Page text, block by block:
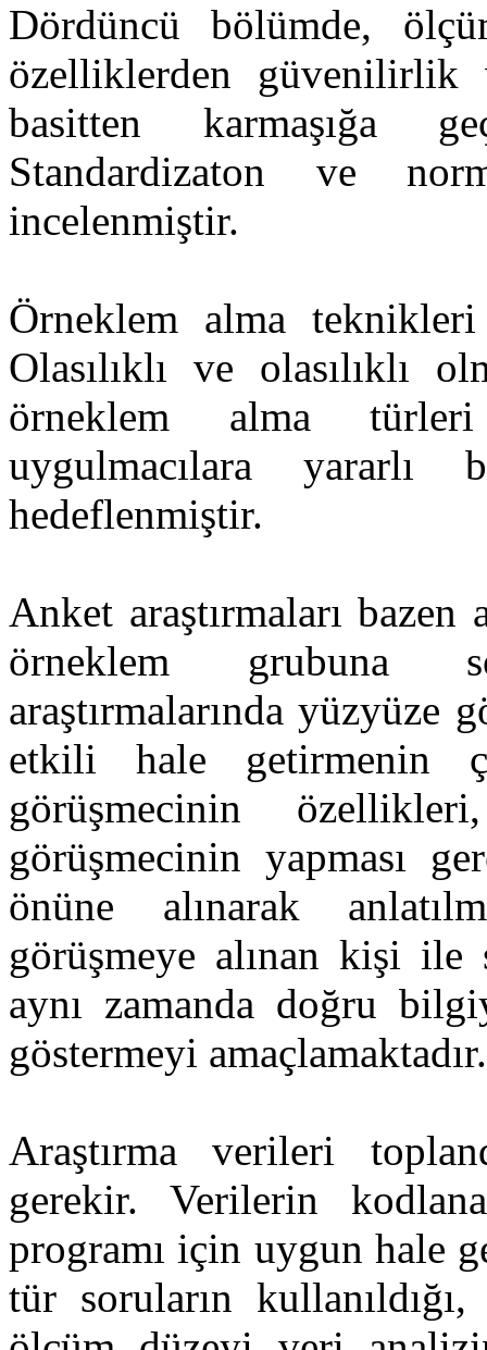
Dördüncü bölümde,
özelliklerden güvenilirlik
basitten karmaşığa
Standardizaton ve
incelenmiştir.
Örneklem alma
Olasılıklı ve olasılıklı
örneklem alma türleri
uygulmacılara
hedeflenmiştir.
Anket araştırmaları bazen
örneklem grubuna
araştırmalarında
etkili hale getirmenin
görüşmecinin
görüşmecinin yapması
önüne alınarak
görüşmeye alınan kişi ile
aynı zamanda doğru
göstermeyi amaçlamaktadır.
Araştırma verileri
gerekir. Verilerin
programı için uygun hale
tür soruların